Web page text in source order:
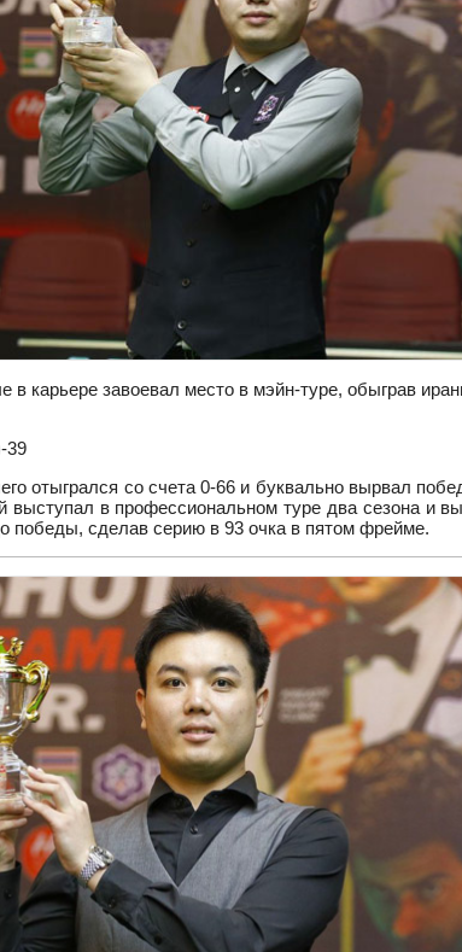
в карьере завоевал место в мэйн-туре, обыграв
39
отыгрался со счета 0-66 и буквально вырвал
в профессиональном туре два сезона и
победы, сделав серию в 93 очка в пятом фрейме.